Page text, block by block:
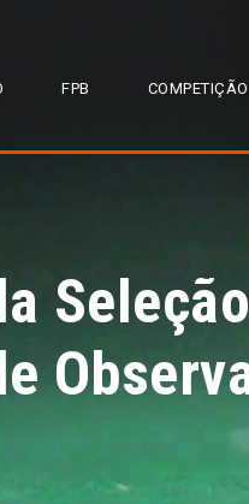
FPB COMPETIÇÃO